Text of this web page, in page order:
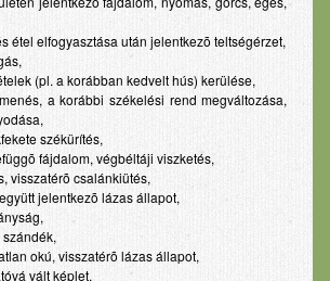
étel elfogyasztása után jelentkezõ teltségérzet,
(pl. a korábban kedvelt hús) kerülése,
a korábbi székelési rend megváltozása,
székürítés,
fájdalom, végbéltáji viszketés,
visszatérõ csalánkiütés,
jelentkezõ lázas állapot,
okú, visszatérõ lázas állapot,
vált képlet,